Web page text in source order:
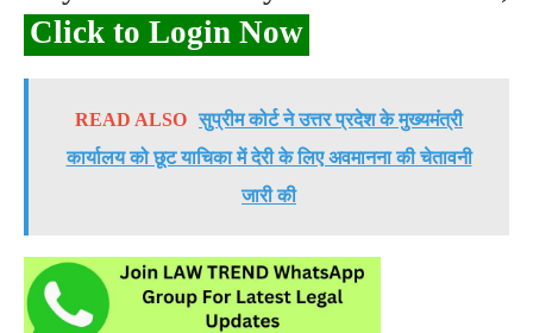
Click to Login Now
READ ALSO सुप्रीम कोर्ट ने उत्तर प्रदेश के मुख्यमंत्री
कार्यालय को छूट याचिका में देरी के लिए अवमानना ​​की चेतावनी
जारी की